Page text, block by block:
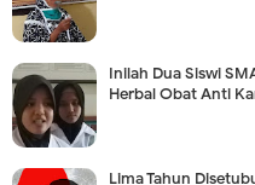
Inilah Dua Siswi
Herbal Obat Anti
Lima Tahun